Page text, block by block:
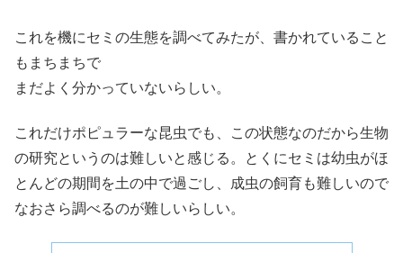
これを機にセミの生態を調べてみたが、書かれていること
もまちまちで
まだよく分かっていないらしい。
これだけポピュラーな昆虫でも、この状態なのだから生物
の研究というのは難しいと感じる。とくにセミは幼虫がほ
とんどの期間を土の中で過ごし、成虫の飼育も難しいので
なおさら調べるのが難しいらしい。